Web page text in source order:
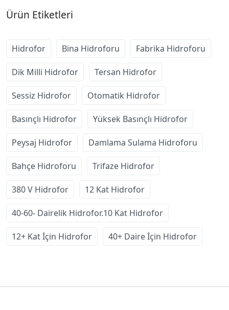
Ürün Etiketleri
Hidrofor Bina Hidroforu Fabrika Hidroforu
Dik Milli Hidrofor Tersan Hidrofor
Sessiz Hidrofor Otomatik Hidrofor
Basınçlı Hidrofor Yüksek Basınçlı Hidrofor
Peysaj Hidrofor Damlama Sulama Hidroforu
Bahçe Hidroforu Trifaze Hidrofor
380 V Hidrofor 12 Kat Hidrofor
40-60- Dairelik Hidrofor.10 Kat Hidrofor
12+ Kat İçin Hidrofor 40+ Daire İçin Hidrofor